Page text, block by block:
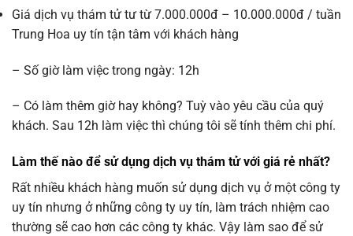
Giá dịch vụ thám tử tư từ 7.000.000đ – 10.000.000đ / tuần
Trung Hoa uy tín tận tâm với khách hàng
– Số giờ làm việc trong ngày: 12h
– Có làm thêm giờ hay không? Tuỳ vào yêu cầu của quý
khách. Sau 12h làm việc thì chúng tôi sẽ tính thêm chi phí.
Làm thế nào để sử dụng dịch vụ thám tử với giá rẻ nhất?
Rất nhiều khách hàng muốn sử dụng dịch vụ ở một công ty
uy tín nhưng ở những công ty uy tín, làm trách nhiệm cao
thường sẽ cao hơn các công ty khác. Vậy làm sao để sử